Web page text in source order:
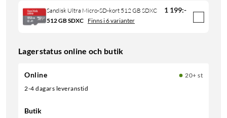
Sandisk Ultra Micro-SD-kort 512 GB SDXC 1 199:-
512 GB SDXC Finns i 6 varianter
Lagerstatus online och butik
Online
20+ st
2-4 dagars leveranstid
Butik